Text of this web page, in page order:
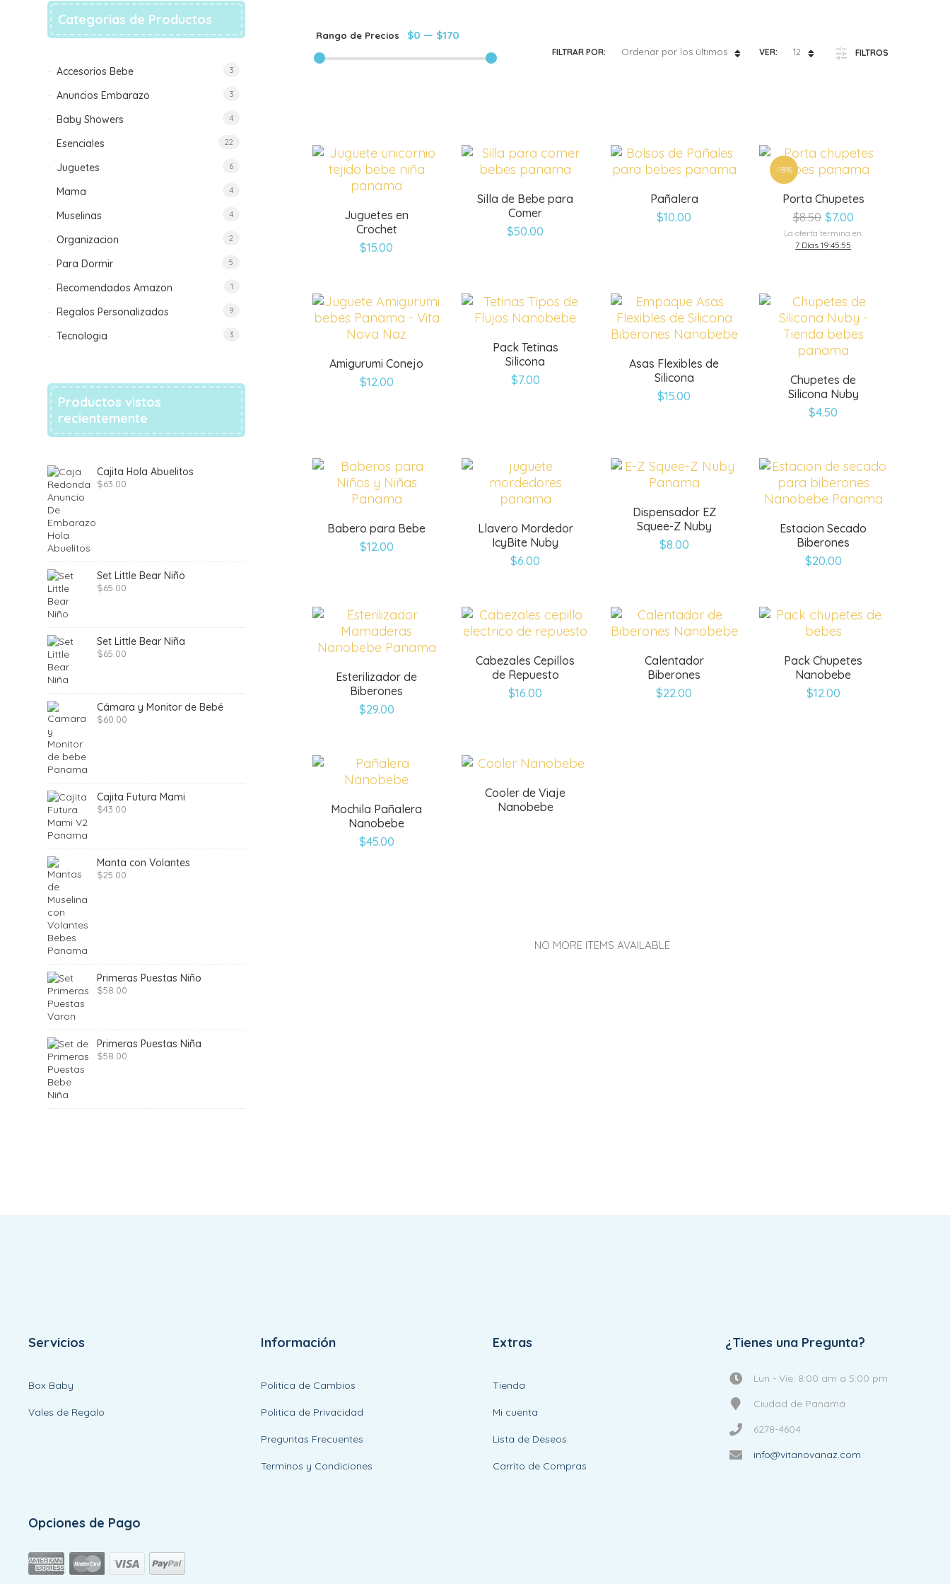
FILTROS
Rango de Precios $0 — $170
VER: 12
FILTRAR POR: Ordenar por los últimos
Juguetes en
Crochet
$15.00
Silla de Bebe para
Comer
$50.00
Pañalera
$10.00
Porta Chupetes
$8.50 El
precio
original
$7.00El
precio
La oferta termina en:
7 Días 19:45:55
-18%
Amigurumi Conejo
$12.00
Pack Tetinas
Silicona
$7.00
Asas Flexibles de
Silicona
$15.00
Chupetes de
Silicona Nuby
$4.50
Babero para Bebe
$12.00
Llavero Mordedor
IcyBite Nuby
$6.00
Dispensador EZ
Squee-Z Nuby
$8.00
Estacion Secado
Biberones
$20.00
Esterilizador de
Biberones
$29.00
Cabezales Cepillos
de Repuesto
$16.00
Calentador
Biberones
$22.00
Pack Chupetes
Nanobebe
$12.00
Mochila Pañalera
Nanobebe
$45.00
Cooler de Viaje
Nanobebe
NO MORE ITEMS AVAILABLE
Categorias de Productos
Accesorios Bebe 3
Anuncios Embarazo 3
Baby Showers 4
Esenciales 22
Juguetes 6
Mama 4
Muselinas 4
Organizacion 2
Para Dormir 5
Recomendados Amazon 1
Regalos Personalizados 9
Tecnologia 3
Productos vistos
recientemente
Cajita Hola Abuelitos
$63.00
Set Little Bear Niño
$65.00
Set Little Bear Niña
$65.00
Cámara y Monitor de Bebé
$60.00
Cajita Futura Mami
$43.00
Manta con Volantes
$25.00
Primeras Puestas Niño
$58.00
Primeras Puestas Niña
$58.00
Servicios
Box Baby
Vales de Regalo
Información
Politica de Cambios
Politica de Privacidad
Preguntas Frecuentes
Terminos y Condiciones
Extras
Tienda
Mi cuenta
Lista de Deseos
Carrito de Compras
¿Tienes una Pregunta?
Lun - Vie: 8:00 am a 5:00 pm
Ciudad de Panamá
6278-4604
info@vitanovanaz.com
Opciones de Pago